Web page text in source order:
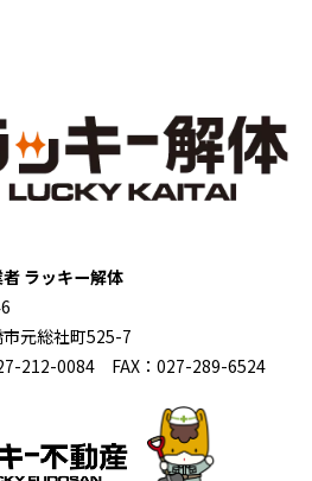
ラッキー解体
元総社町525-7
212-0084 FAX：027-289-6524